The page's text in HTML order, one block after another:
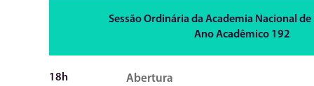
Sessão Ordinária da Academia Nacional de
Ano Acadêmico 192
18h Abertura